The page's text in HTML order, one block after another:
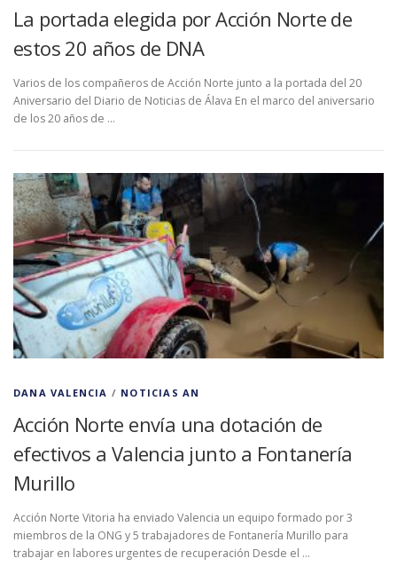
La portada elegida por Acción Norte de
estos 20 años de DNA
Varios de los compañeros de Acción Norte junto a la portada del 20
Aniversario del Diario de Noticias de Álava En el marco del aniversario
de los 20 años de …
DANA VALENCIA / NOTICIAS AN
Acción Norte envía una dotación de
efectivos a Valencia junto a Fontanería
Murillo
Acción Norte Vitoria ha enviado Valencia un equipo formado por 3
miembros de la ONG y 5 trabajadores de Fontanería Murillo para
trabajar en labores urgentes de recuperación Desde el …